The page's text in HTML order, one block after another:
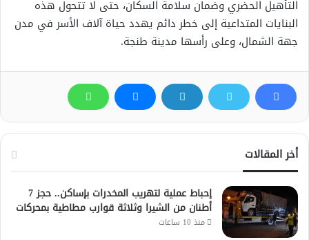
التأهيل الحضري وضمان سلامة السكان، حتى لا تتحول هذه
البنايات المتداعية إلى خطر دائم يهدد حياة آلاف الأسر في مدن
جهة الشمال، وعلى رأسها مدينة طنجة.
أخر المقالات
إحباط عملية لتهريب المخدرات بإساكن.. حجز 7
أطنان من الشيرا وثلاثة قوارب مطاطية بمحركات
منذ 10 ساعات